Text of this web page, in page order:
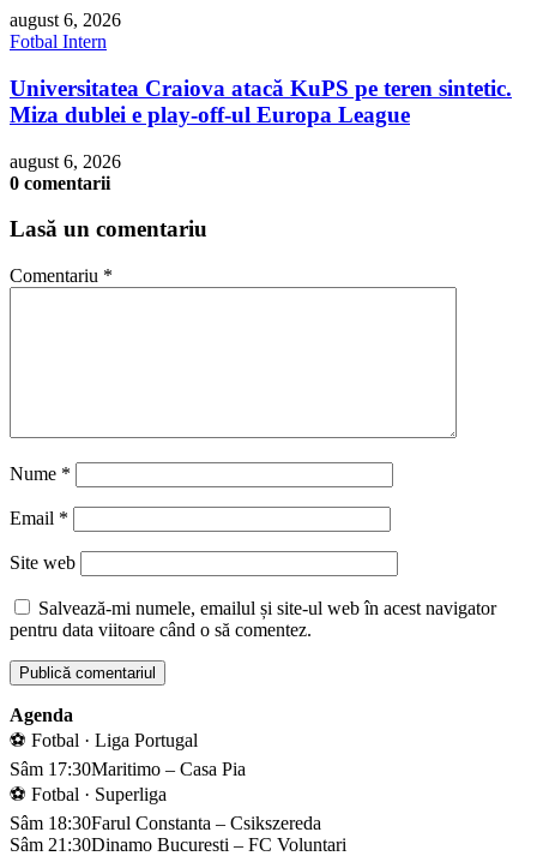
august 6, 2026
Fotbal Intern
Universitatea Craiova atacă KuPS pe teren sintetic.
Miza dublei e play-off-ul Europa League
august 6, 2026
0 comentarii
Lasă un comentariu
Comentariu *
Nume *
Email *
Site web
Salvează-mi numele, emailul și site-ul web în acest navigator
pentru data viitoare când o să comentez.
Agenda
⚽ Fotbal · Liga Portugal
Sâm 17:30Maritimo – Casa Pia
⚽ Fotbal · Superliga
Sâm 18:30Farul Constanta – Csikszereda
Sâm 21:30Dinamo Bucuresti – FC Voluntari